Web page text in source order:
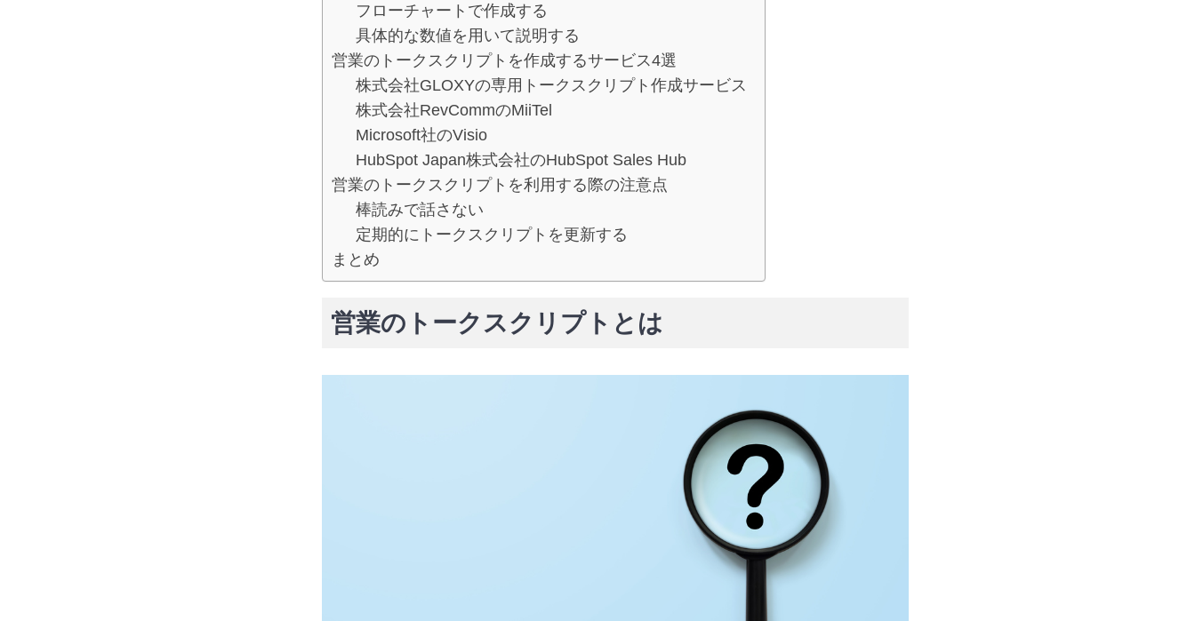
フローチャートで作成する
具体的な数値を用いて説明する
営業のトークスクリプトを作成するサービス4選
株式会社GLOXYの専用トークスクリプト作成サービス
株式会社RevCommのMiiTel
Microsoft社のVisio
HubSpot Japan株式会社のHubSpot Sales Hub
営業のトークスクリプトを利用する際の注意点
棒読みで話さない
定期的にトークスクリプトを更新する
まとめ
営業のトークスクリプトとは